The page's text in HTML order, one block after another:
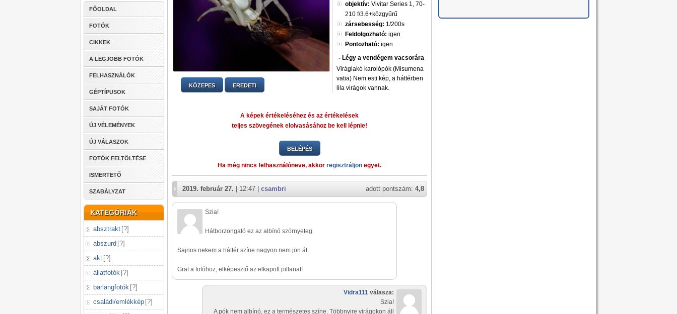
FŐOLDAL
FOTÓK
CIKKEK
A LEGJOBB FOTÓK
FELHASZNÁLÓK
GÉPTÍPUSOK
SAJÁT FOTÓK
ÚJ VÉLEMÉNYEK
ÚJ VÁLASZOK
FOTÓK FELTÖLTÉSE
ISMERTETŐ
SZABÁLYZAT
KATEGÓRIÁK
absztrakt [?]
abszurd [?]
akt [?]
állatfotók [?]
barlangfotók [?]
családi/emlékkép [?]
KÖZEPES EREDETI
objektív: Vivitar Series 1, 70-
210 f/3.6+közgyűrű
zársebesség: 1/200s
Feldolgozható: igen
Pontozható: igen
- Légy a vendégem vacsorára
Viráglakó karolópók (Misumena
vatia) Nem esti kép, a háttérben
lila virágok vannak.
A képek értékeléséhez és az értékelések
teljes szövegének elolvasásához be kell lépnie!
BELÉPÉS
Ha még nincs felhasználóneve, akkor regisztráljon egyet.
adott pontszám: 4,8
2019. február 27. | 12:47 | csambri
Szia!
Hátborzongató ez az albínó szörnyeteg.
Sajnos nekem a háttér színe nagyon nem jön át.
Grat a fotóhoz, elképesztő az elkapott pillanat!
Vidra111 válasza:
Szia!
A pók nem albínó, ez a természetes színe. Többnyire virágokon áll